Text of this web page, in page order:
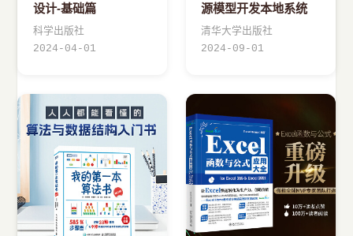
设计-基础篇
科学出版社
2024-04-01
源模型开发本地系统
清华大学出版社
2024-09-01